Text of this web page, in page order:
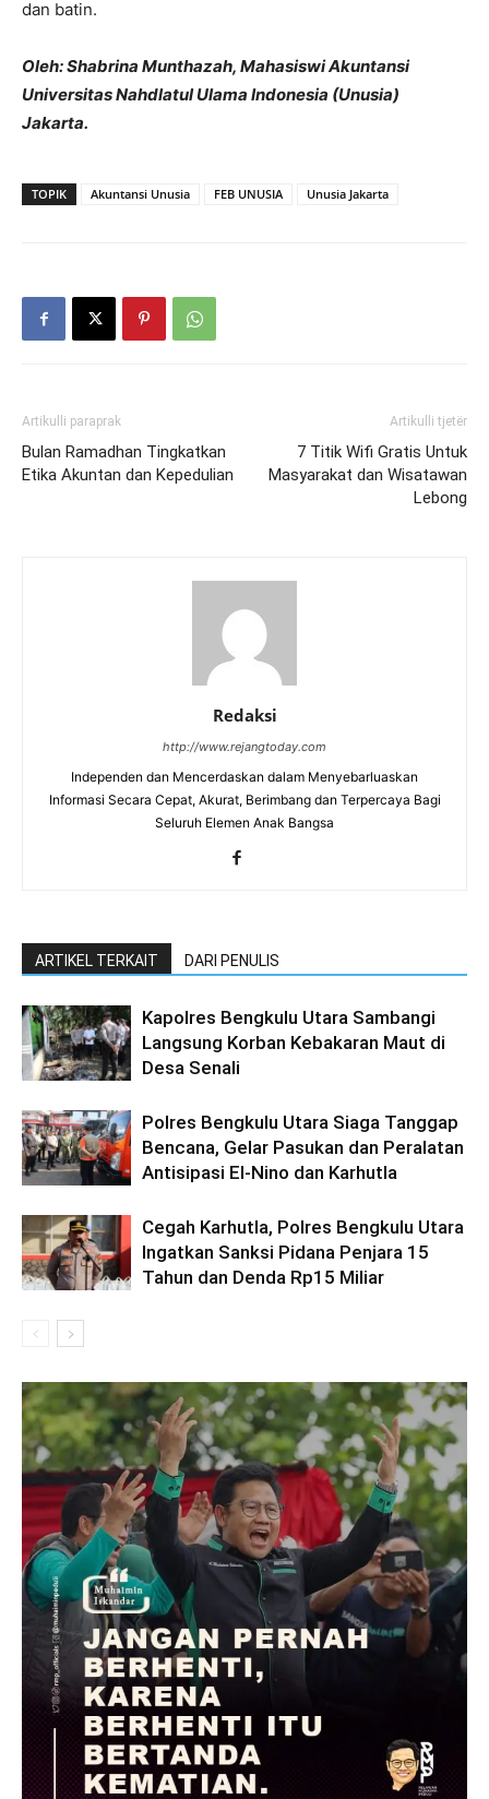
dan batin.
Oleh: Shabrina Munthazah, Mahasiswi Akuntansi
Universitas Nahdlatul Ulama Indonesia (Unusia)
Jakarta.
TOPIK Akuntansi Unusia FEB UNUSIA Unusia Jakarta
Artikulli paraprak
Bulan Ramadhan Tingkatkan
Etika Akuntan dan Kepedulian
Artikulli tjetër
7 Titik Wifi Gratis Untuk
Masyarakat dan Wisatawan
Lebong
Redaksi
http://www.rejangtoday.com
Independen dan Mencerdaskan dalam Menyebarluaskan
Informasi Secara Cepat, Akurat, Berimbang dan Terpercaya Bagi
Seluruh Elemen Anak Bangsa
ARTIKEL TERKAIT DARI PENULIS
Kapolres Bengkulu Utara Sambangi
Langsung Korban Kebakaran Maut di
Desa Senali
Polres Bengkulu Utara Siaga Tanggap
Bencana, Gelar Pasukan dan Peralatan
Antisipasi El-Nino dan Karhutla
Cegah Karhutla, Polres Bengkulu Utara
Ingatkan Sanksi Pidana Penjara 15
Tahun dan Denda Rp15 Miliar